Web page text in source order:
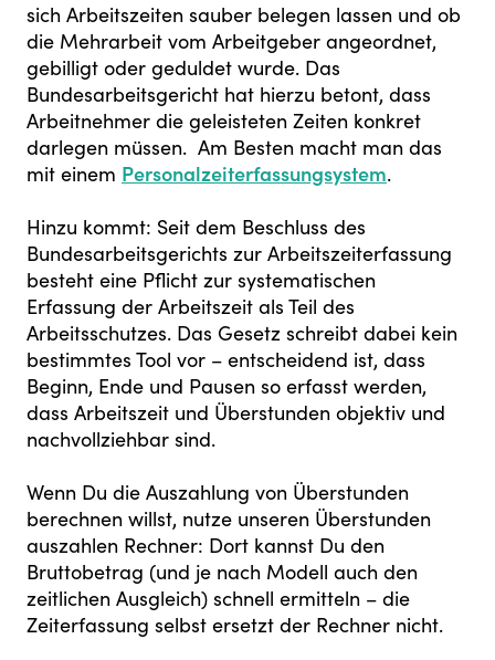
sich Arbeitszeiten sauber belegen lassen und ob
die Mehrarbeit vom Arbeitgeber angeordnet,
gebilligt oder geduldet wurde. Das
Bundesarbeitsgericht hat hierzu betont, dass
Arbeitnehmer die geleisteten Zeiten konkret
darlegen müssen. Am Besten macht man das
mit einem Personalzeiterfassungsystem.
Hinzu kommt: Seit dem Beschluss des
Bundesarbeitsgerichts zur Arbeitszeiterfassung
besteht eine Pflicht zur systematischen
Erfassung der Arbeitszeit als Teil des
Arbeitsschutzes. Das Gesetz schreibt dabei kein
bestimmtes Tool vor – entscheidend ist, dass
Beginn, Ende und Pausen so erfasst werden,
dass Arbeitszeit und Überstunden objektiv und
nachvollziehbar sind.
Wenn Du die Auszahlung von Überstunden
berechnen willst, nutze unseren Überstunden
auszahlen Rechner: Dort kannst Du den
Bruttobetrag (und je nach Modell auch den
zeitlichen Ausgleich) schnell ermitteln – die
Zeiterfassung selbst ersetzt der Rechner nicht.